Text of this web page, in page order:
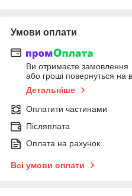
Умови оплати
Ви отримаєте замовлення
або гроші повернуться на
Детальніше
Оплатити частинами
Післяплата
Оплата на рахунок
Всі умови оплати